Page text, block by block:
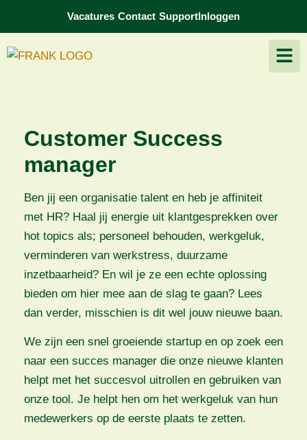
Vacatures Contact SupportInloggen
Customer Success
manager
Ben jij een organisatie talent en heb je affiniteit
met HR? Haal jij energie uit klantgesprekken over
hot topics als; personeel behouden, werkgeluk,
verminderen van werkstress, duurzame
inzetbaarheid? En wil je ze een echte oplossing
bieden om hier mee aan de slag te gaan? Lees
dan verder, misschien is dit wel jouw nieuwe baan.
We zijn een snel groeiende startup en op zoek een
naar een succes manager die onze nieuwe klanten
helpt met het succesvol uitrollen en gebruiken van
onze tool. Je helpt hen om het werkgeluk van hun
medewerkers op de eerste plaats te zetten.